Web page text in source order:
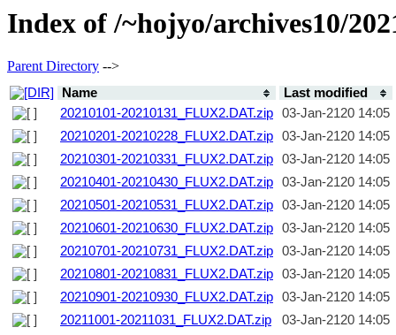
Index of /~hojyo/archives10/
Parent Directory -->
Name
Last modified
20210101-20210131_FLUX2.DAT.zip
03-Jan-2120 14:05
20210201-20210228_FLUX2.DAT.zip
03-Jan-2120 14:05
20210301-20210331_FLUX2.DAT.zip
03-Jan-2120 14:05
20210401-20210430_FLUX2.DAT.zip
03-Jan-2120 14:05
20210501-20210531_FLUX2.DAT.zip
03-Jan-2120 14:05
20210601-20210630_FLUX2.DAT.zip
03-Jan-2120 14:05
20210701-20210731_FLUX2.DAT.zip
03-Jan-2120 14:05
20210801-20210831_FLUX2.DAT.zip
03-Jan-2120 14:05
20210901-20210930_FLUX2.DAT.zip
03-Jan-2120 14:05
20211001-20211031_FLUX2.DAT.zip
03-Jan-2120 14:05